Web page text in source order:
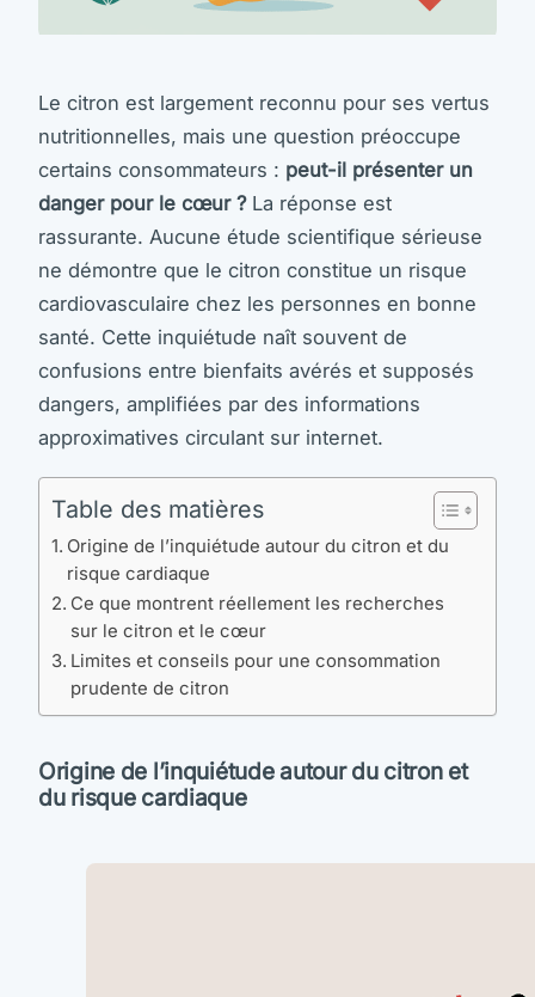
Le citron est largement reconnu pour ses vertus
nutritionnelles, mais une question préoccupe
certains consommateurs : peut-il présenter un
danger pour le cœur ?La réponse est
rassurante. Aucune étude scientifique sérieuse
ne démontre que le citron constitue un risque
cardiovasculaire chez les personnes en bonne
santé. Cette inquiétude naît souvent de
confusions entre bienfaits avérés et supposés
dangers, amplifiées par des informations
approximatives circulant sur internet.
Table des matières
Origine de l’inquiétude autour du citron et du
risque cardiaque
Ce que montrent réellement les recherches
sur le citron et le cœur
Limites et conseils pour une consommation
prudente de citron
Origine de l’inquiétude autour du citron et
du risque cardiaque